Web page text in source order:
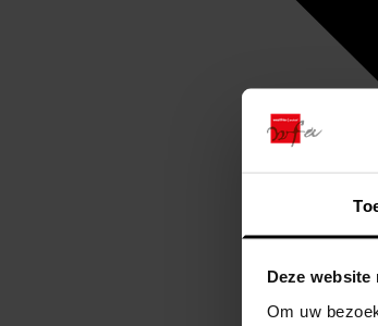
Deze
Om uw